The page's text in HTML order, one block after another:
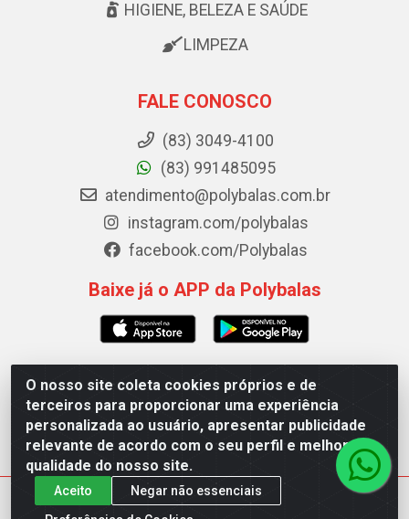
O nosso site coleta cookies próprios e de
terceiros para proporcionar uma experiência
personalizada ao usuário, apresentar publicidade
relevante de acordo com o seu perfil e melhorar a
qualidade do nosso site.
Aceito
Negar não essenciais
HIGIENE, BELEZA E SAÚDE
LIMPEZA
FALE CONOSCO
(83) 3049-4100
(83) 991485095
atendimento@polybalas.com.br
instagram.com/polybalas
facebook.com/Polybalas
Baixe já o APP da Polybalas
Polybalas - Rua João Miguel de Souza, 173 Galpão B -
Ernesto Geisel, João Pessoa/PB - CEP 58.075-075 -
CNPJ 00.909.327/0002-61